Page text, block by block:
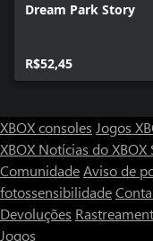
Dream Park Story
R$52,45
XBOX consoles Jogos
XBOX Notícias do XBOX
ComunidadeAviso de
fotossensibilidade
Devoluções
Jogos